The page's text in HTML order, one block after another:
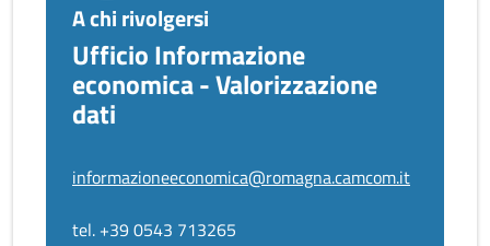
A chi rivolgersi
Ufficio Informazione
economica - Valorizzazione
dati
informazioneeconomica@romagna.camcom.it
tel. +39 0543 713265